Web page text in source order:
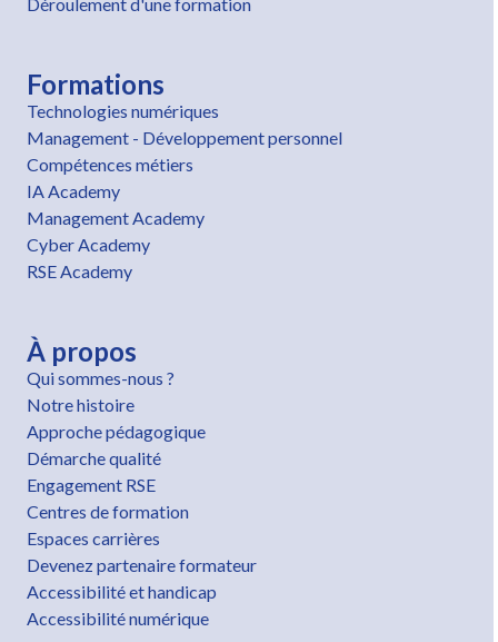
Formations
Technologies numériques
Management - Développement personnel
Compétences métiers
IA Academy
Management Academy
Cyber Academy
RSE Academy
À propos
Qui sommes-nous ?
Notre histoire
Approche pédagogique
Démarche qualité
Engagement RSE
Centres de formation
Espaces carrières
Devenez partenaire formateur
Accessibilité et handicap
Accessibilité numérique